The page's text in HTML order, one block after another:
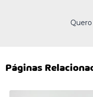
Páginas